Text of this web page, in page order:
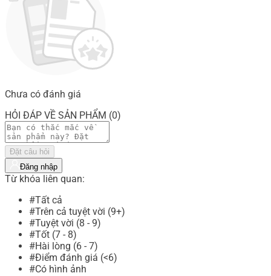
Chưa có đánh giá
HỎI ĐÁP VỀ SẢN PHẨM (0)
Đặt câu hỏi
Đăng nhập
Từ khóa liên quan:
#Tất cả
#Trên cả tuyệt vời (9+)
#Tuyệt vời (8 - 9)
#Tốt (7 - 8)
#Hài lòng (6 - 7)
#Điểm đánh giá (<6)
#Có hình ảnh